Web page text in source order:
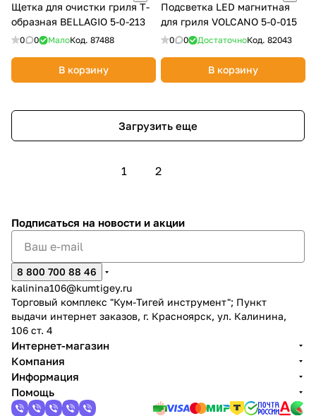
Щетка для очистки гриля Т-
образная BELLAGIO 5-0-213
0 0 МалоКод. 87488
В корзину
Подсветка LED магнитная
для гриля VOLCANO 5-0-015
0 0 ДостаточноКод. 82043
В корзину
Загрузить еще
1 2
Подписаться на новости и акции
8 800 700 88 46
kalinina106@kumtigey.ru
Торговый комплекс "Кум-Тигей инструмент"; Пункт
выдачи интернет заказов, г. Красноярск, ул. Калинина,
106 ст. 4
Интернет-магазин
Компания
Информация
Помощь